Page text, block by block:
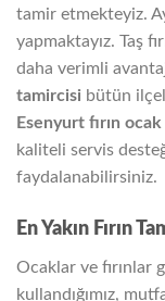
tamir etmekteyiz.
yapmaktayız. Taş
daha verimli
tamircisi bütün
Esenyurt fırın
kaliteli servis
faydalanabilirsiniz.
En Yakın Fırın
Ocaklar ve fırınlar
kullandığımız,